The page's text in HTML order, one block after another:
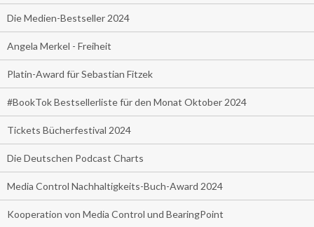
Die Medien-Bestseller 2024
Angela Merkel - Freiheit
Platin-Award für Sebastian Fitzek
#BookTok Bestsellerliste für den Monat Oktober 2024
Tickets Bücherfestival 2024
Die Deutschen Podcast Charts
Media Control Nachhaltigkeits-Buch-Award 2024
Kooperation von Media Control und BearingPoint